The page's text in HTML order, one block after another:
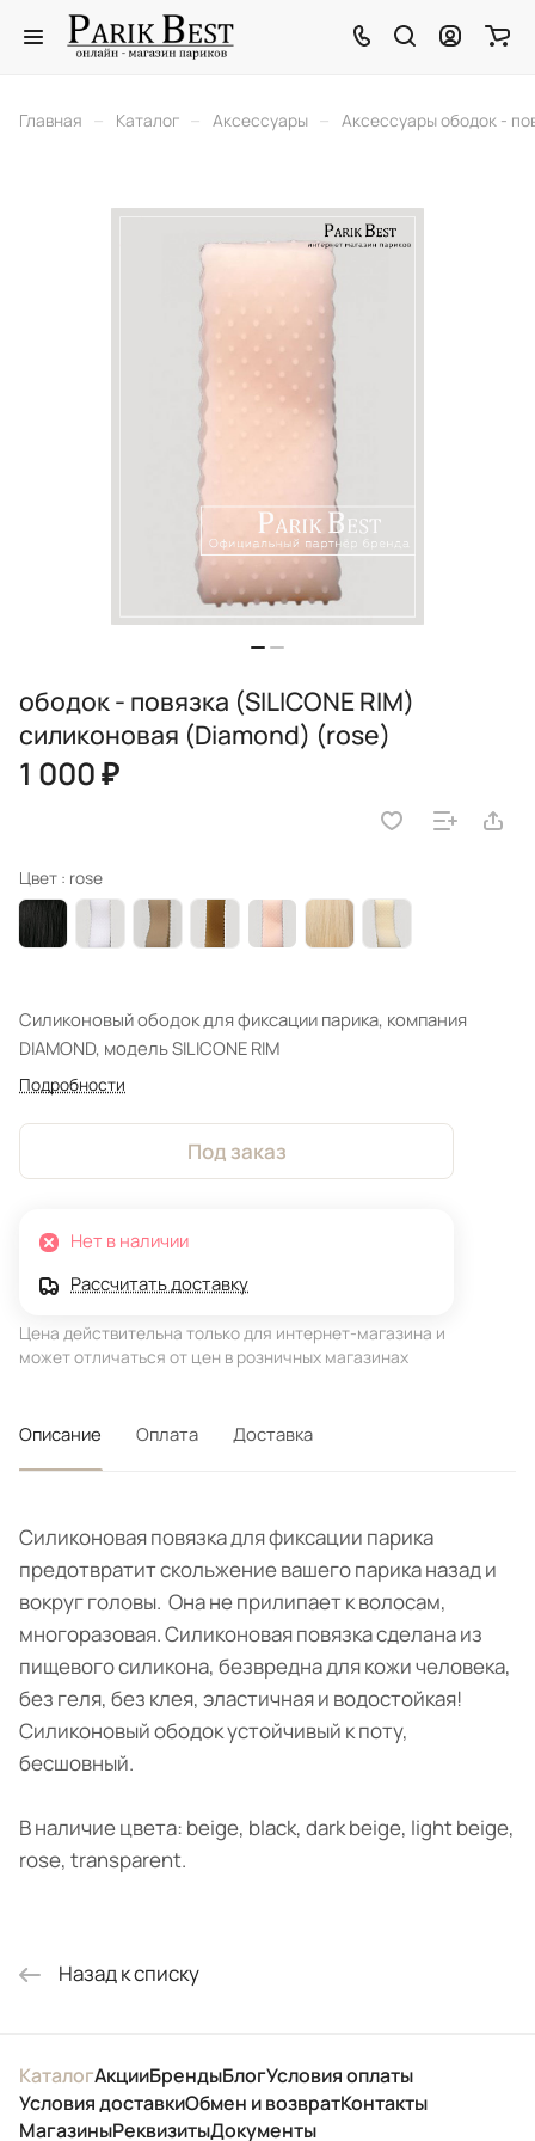
Главная – Каталог – Аксессуары – Аксессуары ободок -
ободок - повязка (SILICONE RIM)
силиконовая (Diamond) (rose)
1 000 ₽
Цвет : rose
Силиконовый ободок для фиксации парика, компания
DIAMOND, модель SILICONE RIM
Подробности
Под заказ
Нет в наличии
Рассчитать доставку
Цена действительна только для интернет-магазина и
может отличаться от цен в розничных магазинах
Описание Оплата Доставка
Силиконовая повязка для фиксации парика
предотвратит скольжение вашего парика назад и
вокруг головы. Она не прилипает к волосам,
многоразовая. Силиконовая повязка сделана из
пищевого силикона, безвредна для кожи человека,
без геля, без клея, эластичная и водостойкая!
Силиконовый ободок устойчивый к поту,
бесшовный.
В наличие цвета: beige, black, dark beige, light beige,
rose, transparent.
Назад к списку
КаталогАкцииБрендыБлогУсловия оплаты
Условия доставкиОбмен и возвратКонтакты
МагазиныРеквизитыДокументы